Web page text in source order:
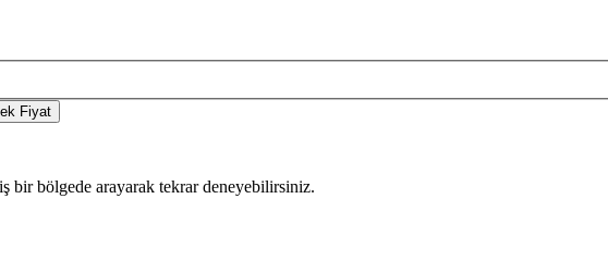
Fiyat
bir bölgede arayarak tekrar deneyebilirsiniz.